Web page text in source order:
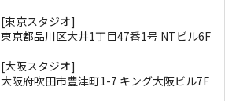
[東京スタジオ]
東京都品川区大井1丁目47番1号 NTビル6F
[大阪スタジオ]
大阪府吹田市豊津町1-7 キング大阪ビル7F